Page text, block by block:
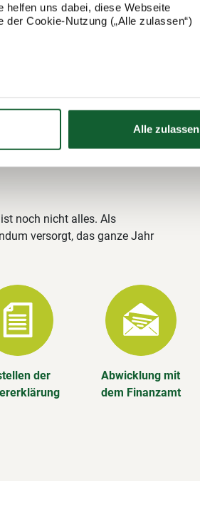
uns dabei, diese Webseite
Cookie-Nutzung („Alle zulassen“)
Alle zulassen
400.000 Mitgliedern und über
Deutschlands. Auch
erstellen u. a. Ihre
noch nicht alles. Als
versorgt, das ganze Jahr
der
Abwicklung mit
dem Finanzamt